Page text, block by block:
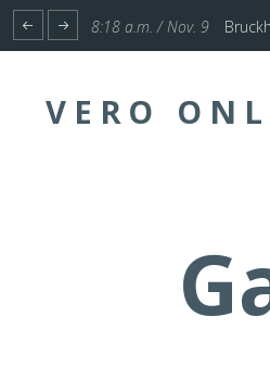
1:17 p.m. / Nov. 4 Start
VERO